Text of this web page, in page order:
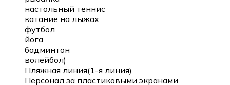
настольный теннис
катание на лыжах
футбол
йога
бадминтон
волейбол)
Пляжная линия(1-я линия)
Персонал за пластиковыми экранами